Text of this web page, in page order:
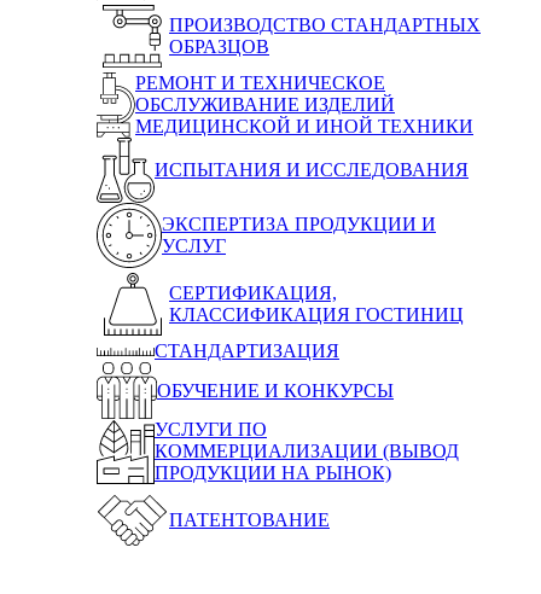
ПРОИЗВОДСТВО СТАНДАРТНЫХ
ОБРАЗЦОВ
РЕМОНТ И ТЕХНИЧЕСКОЕ
ОБСЛУЖИВАНИЕ ИЗДЕЛИЙ
МЕДИЦИНСКОЙ И ИНОЙ ТЕХНИКИ
ИСПЫТАНИЯ И ИССЛЕДОВАНИЯ
ЭКСПЕРТИЗА ПРОДУКЦИИ И
УСЛУГ
СЕРТИФИКАЦИЯ,
КЛАССИФИКАЦИЯ ГОСТИНИЦ
СТАНДАРТИЗАЦИЯ
ОБУЧЕНИЕ И КОНКУРСЫ
УСЛУГИ ПО
КОММЕРЦИАЛИЗАЦИИ (ВЫВОД
ПРОДУКЦИИ НА РЫНОК)
ПАТЕНТОВАНИЕ